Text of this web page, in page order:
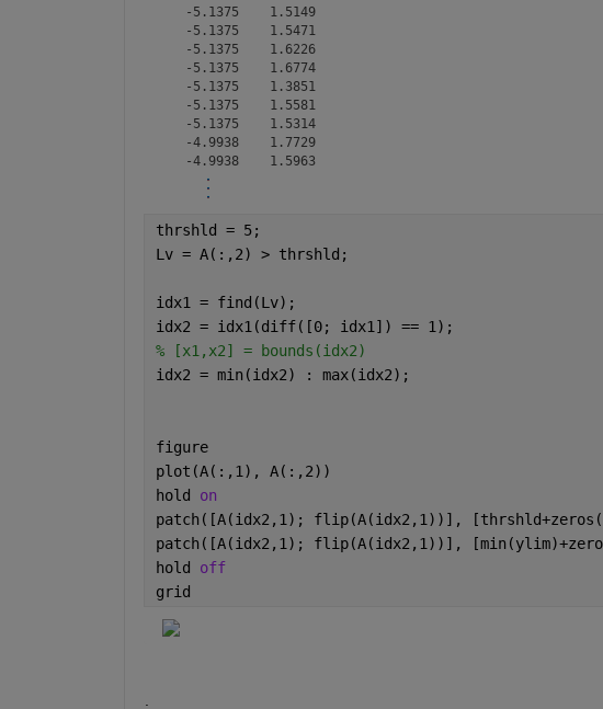
   -5.1375    1.5149
   -5.1375    1.5471
   -5.1375    1.6226
   -5.1375    1.6774
   -5.1375    1.3851
   -5.1375    1.5581
   -5.1375    1.5314
   -4.9938    1.7729
   -4.9938    1.5963
thrshld = 5;
Lv = A(:,2) > thrshld;
idx1 = find(Lv);
idx2 = idx1(diff([0; idx1]) == 1);
% [x1,x2] = bounds(idx2)
idx2 = min(idx2) : max(idx2);
figure
plot(A(:,1), A(:,2))
hold on
patch([A(idx2,1); flip(A(idx2,1))],
patch([A(idx2,1); flip(A(idx2,1))],
hold off
grid